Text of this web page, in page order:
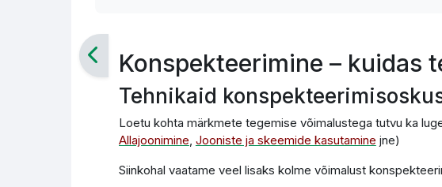
Konspekteerimine – kuidas
Tehnikaid
Loetu kohta märkmete tegemise võimalustega tutvu ka
Allajoonimine, Jooniste ja skeemide kasutamine jne)
Siinkohal vaatame veel lisaks kolme võimalust